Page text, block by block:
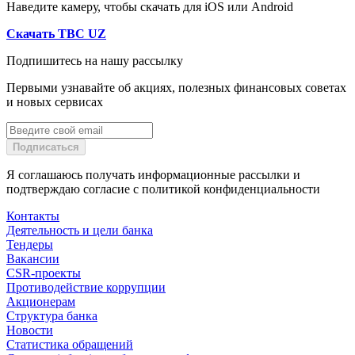
Оформить TBC Osmon можно в приложении TBC Bank
Uzbekistan — по этой ссылке. В разделе «Кредитная карта» вы
должны заполнить онлайн-заявку на карту, а после выбрать
место доставки — прямо к вам домой или в удобную для вас
больше трёх дней.
Как использовать TBC Osmon
Кредитная карта подходит для любых покупок, оплаты услуг
и онлайн-сервисов. TBC Osmon также можно добавить в
payme, чтобы расплачиваться через payme go или по QR-коду.
Единственное ограничение — переводы и снятие наличных:
за эти операции взимается комиссия, и на них не действует
льготный период.
Наведите камеру, чтобы скачать для iOS или Android
Скачать TBC UZ
Подпишитесь на нашу рассылку
Первыми узнавайте об акциях, полезных финансовых советах
и новых сервисах
Подписаться
Я соглашаюсь получать информационные рассылки и
подтверждаю согласие с политикой конфиденциальности
Контакты
Деятельность и цели банка
Тендеры
Вакансии
CSR-проекты
Противодействие коррупции
Акционерам
Структура банка
Новости
Статистика обращений